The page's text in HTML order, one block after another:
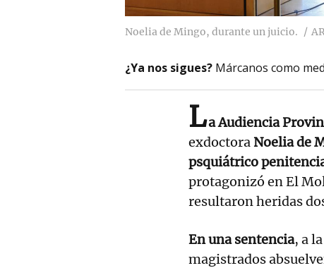
Noelia de Mingo, durante un juicio.
¿Ya nos sigues? Márcanos como
La Audiencia
exdoctora Noelia de
psquiátrico
protagonizó en El
resultaron heridas
En una sentencia, a
magistrados